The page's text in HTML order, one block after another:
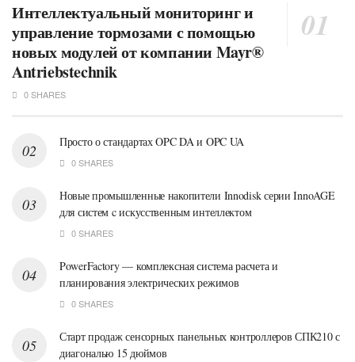
Интеллектуальный мониторинг и
управление тормозами с помощью
новых модулей от компании Mayr®
Antriebstechnik
0 SHARES
Просто о стандартах OPC DA и OPC UA
0 SHARES
Новые промышленные накопители Innodisk серии InnoAGE
для систем c искусственным интеллектом
0 SHARES
PowerFactory — комплексная система расчета и
планирования электрических режимов
0 SHARES
Старт продаж сенсорных панельных контроллеров СПК210 с
диагональю 15 дюймов